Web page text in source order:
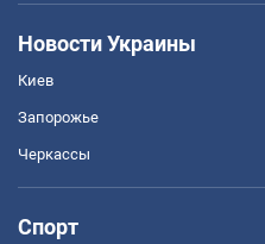
Новости Украины
Киев
Запорожье
Черкассы
Спорт